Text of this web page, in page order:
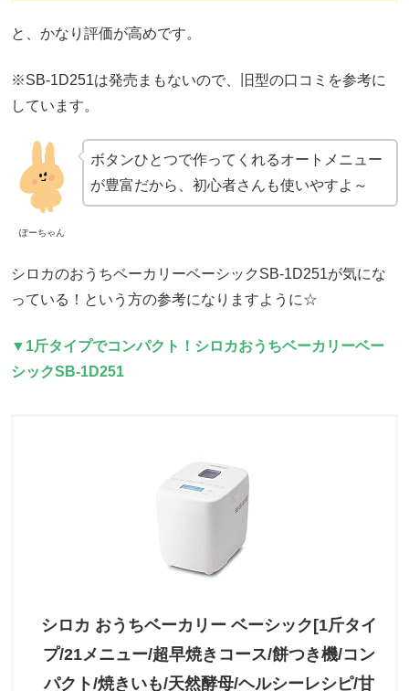
と、かなり評価が高めです。
※SB-1D251は発売まもないので、旧型の口コミを参考に
しています。
ぽーちゃん
ボタンひとつで作ってくれるオートメニュー
が豊富だから、初心者さんも使いやすよ～
シロカのおうちベーカリーベーシックSB-1D251が気にな
っている！という方の参考になりますように☆
▼1斤タイプでコンパクト！シロカおうちベーカリーベー
シックSB-1D251
シロカ おうちベーカリー ベーシック[1斤タイ
プ/21メニュー/超早焼きコース/餅つき機/コン
パクト/焼きいも/天然酵母/ヘルシーレシピ/甘